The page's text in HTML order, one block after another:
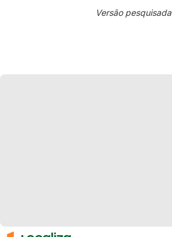
Versão pesquisada